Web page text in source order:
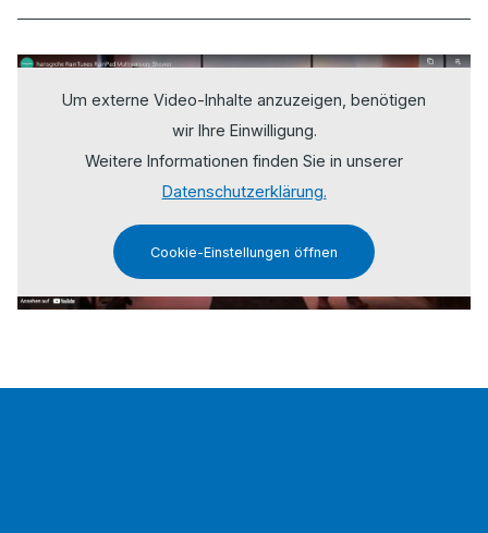
Um externe Video-Inhalte anzuzeigen, benötigen
wir Ihre Einwilligung.
Weitere Informationen finden Sie in unserer
Datenschutzerklärung.
Cookie-Einstellungen öffnen